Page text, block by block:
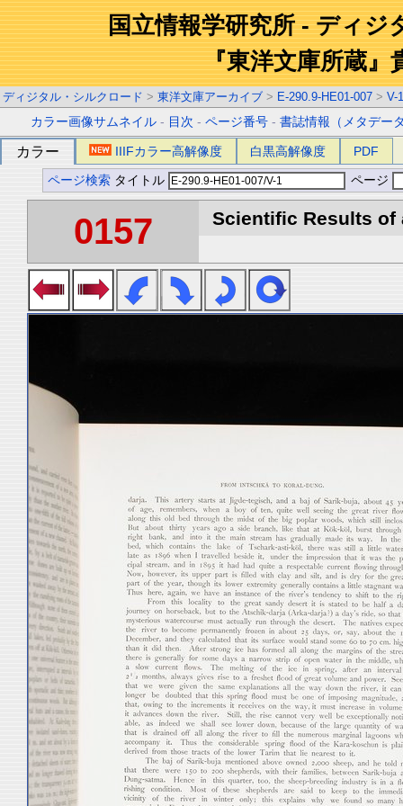
国立情報学研究所 - ディジ
『東洋文庫所蔵』
ディジタル・シルクロード > 東洋文庫アーカイブ > E-290.9-HE01-007 > V-1
カラー画像サムネイル - 目次 -ページ番号 -書誌情報（メタデー
カラー IIIFカラー高解像度 白黒高解像度 PDF
ページ検索 タイトル ページ
0157 Scientific Results of